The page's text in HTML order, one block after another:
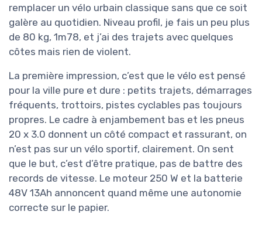
remplacer un vélo urbain classique sans que ce soit
galère au quotidien. Niveau profil, je fais un peu plus
de 80 kg, 1m78, et j’ai des trajets avec quelques
côtes mais rien de violent.
La première impression, c’est que le vélo est pensé
pour la ville pure et dure : petits trajets, démarrages
fréquents, trottoirs, pistes cyclables pas toujours
propres. Le cadre à enjambement bas et les pneus
20 x 3.0 donnent un côté compact et rassurant, on
n’est pas sur un vélo sportif, clairement. On sent
que le but, c’est d’être pratique, pas de battre des
records de vitesse. Le moteur 250 W et la batterie
48V 13Ah annoncent quand même une autonomie
correcte sur le papier.